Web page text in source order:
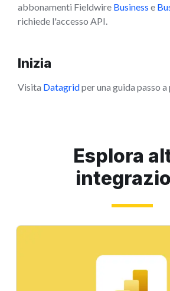
abbonamenti Fieldwire Business e
richiede l'accesso API.
Inizia
Visita Datagridper una guida passo a
Esplora